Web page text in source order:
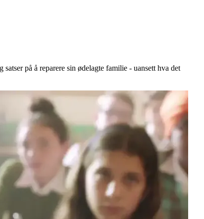
på å reparere sin ødelagte familie - uansett hva det